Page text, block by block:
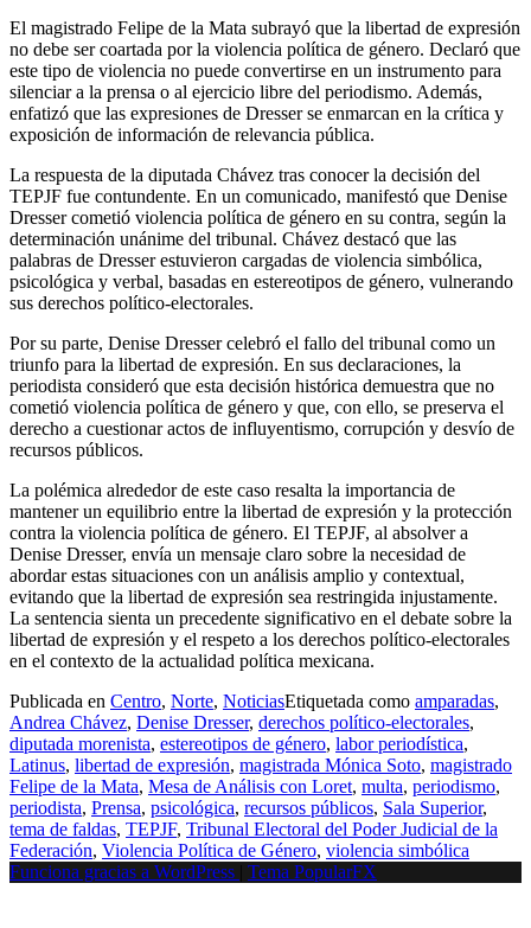
El magistrado Felipe de la Mata subrayó que la libertad de expresión
no debe ser coartada por la violencia política de género. Declaró que
este tipo de violencia no puede convertirse en un instrumento para
silenciar a la prensa o al ejercicio libre del periodismo. Además,
enfatizó que las expresiones de Dresser se enmarcan en la crítica y
exposición de información de relevancia pública.
La respuesta de la diputada Chávez tras conocer la decisión del
TEPJF fue contundente. En un comunicado, manifestó que Denise
Dresser cometió violencia política de género en su contra, según la
determinación unánime del tribunal. Chávez destacó que las
palabras de Dresser estuvieron cargadas de violencia simbólica,
psicológica y verbal, basadas en estereotipos de género, vulnerando
sus derechos político-electorales.
Por su parte, Denise Dresser celebró el fallo del tribunal como un
triunfo para la libertad de expresión. En sus declaraciones, la
periodista consideró que esta decisión histórica demuestra que no
cometió violencia política de género y que, con ello, se preserva el
derecho a cuestionar actos de influyentismo, corrupción y desvío de
recursos públicos.
La polémica alrededor de este caso resalta la importancia de
mantener un equilibrio entre la libertad de expresión y la protección
contra la violencia política de género. El TEPJF, al absolver a
Denise Dresser, envía un mensaje claro sobre la necesidad de
abordar estas situaciones con un análisis amplio y contextual,
evitando que la libertad de expresión sea restringida injustamente.
La sentencia sienta un precedente significativo en el debate sobre la
libertad de expresión y el respeto a los derechos político-electorales
en el contexto de la actualidad política mexicana.
Publicada en Centro, Norte, NoticiasEtiquetada como amparadas,
Andrea Chávez, Denise Dresser, derechos político-electorales,
diputada morenista, estereotipos de género, labor periodística,
Latinus, libertad de expresión, magistrada Mónica Soto, magistrado
Felipe de la Mata, Mesa de Análisis con Loret, multa, periodismo,
periodista, Prensa, psicológica, recursos públicos, Sala Superior,
tema de faldas, TEPJF, Tribunal Electoral del Poder Judicial de la
Federación, Violencia Política de Género, violencia simbólica
Funciona gracias a WordPress
Tema PopularFX